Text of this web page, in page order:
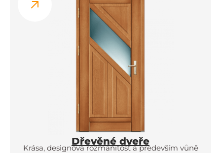
Dřevěné dveře
Krása, designová rozmanitost a především vůně